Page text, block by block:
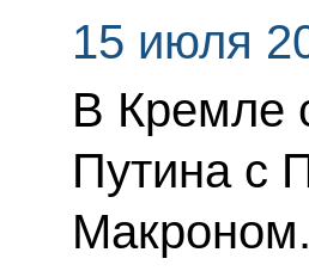
15 июля
В Кремле
Путина с
Макроном.